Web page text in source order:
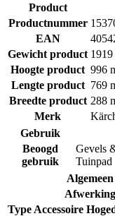
Product
Productnummer
EAN
Gewicht product
Hoogte product 996
Lengte product 769
Breedte product 288
Merk
Gebruik
Beoogd
gebruik
Gevels
Tuinpad
Algemeen
Afwerking
Type Accessoire